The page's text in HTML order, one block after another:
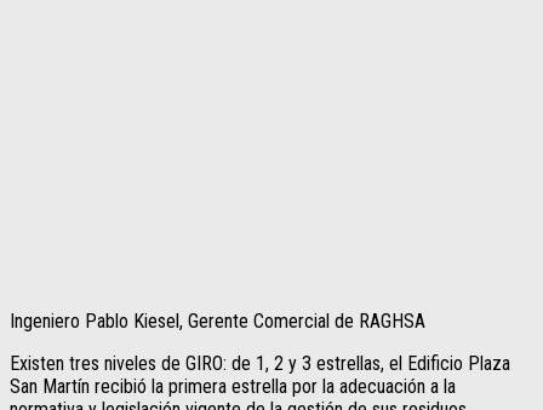
Ingeniero Pablo Kiesel, Gerente Comercial de RAGHSA
Existen tres niveles de GIRO: de 1, 2 y 3 estrellas, el Edificio Plaza
San Martín recibió la primera estrella por la adecuación a la